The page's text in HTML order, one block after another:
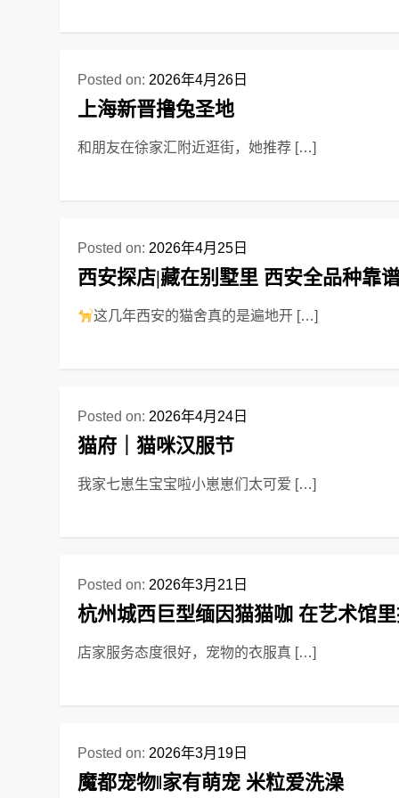
Posted on: 2026年4月26日
上海新晋撸兔圣地
和朋友在徐家汇附近逛街，她推荐 […]
Posted on: 2026年4月25日
西安探店|藏在别墅里 西安全品种靠
这几年西安的猫舍真的是遍地开 […]
Posted on: 2026年4月24日
猫府｜猫咪汉服节
我家七崽生宝宝啦小崽崽们太可爱 […]
Posted on: 2026年3月21日
杭州城西巨型缅因猫猫咖 在艺术馆
店家服务态度很好，宠物的衣服真 […]
Posted on: 2026年3月19日
魔都宠物‖家有萌宠 米粒爱洗澡